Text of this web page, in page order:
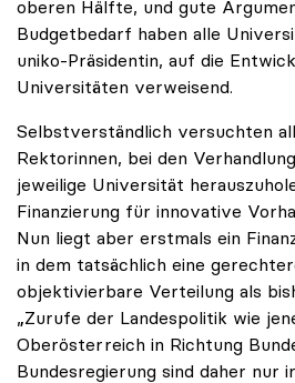
oberen Hälfte, und gute
Budgetbedarf haben alle
uniko-Präsidentin, auf die
Universitäten verweisend.
Selbstverständlich versuchten
Rektorinnen, bei den
jeweilige Universität
Finanzierung für innovative
Nun liegt aber erstmals ein
in dem tatsächlich eine
objektivierbare Verteilung als
„Zurufe der Landespolitik wie
Oberösterreich in Richtung
Bundesregierung sind daher nur